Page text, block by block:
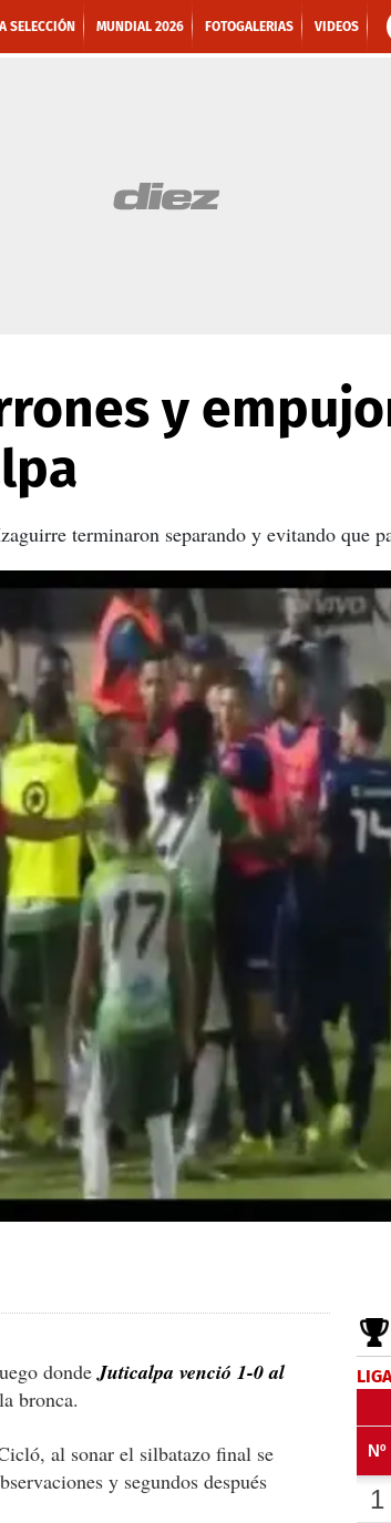
SELECCIÓN MUNDIAL 2026 FOTOGALERIAS VIDEOS
y
terminaron separando y evitando que
dondeJuticalpa venció 1-0 al
bronca.
al sonar el silbatazo final se
y segundos después